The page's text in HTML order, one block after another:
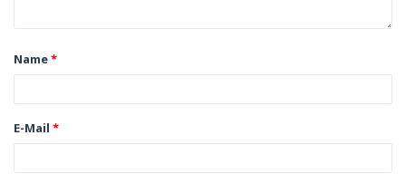
Name*
E-Mail *